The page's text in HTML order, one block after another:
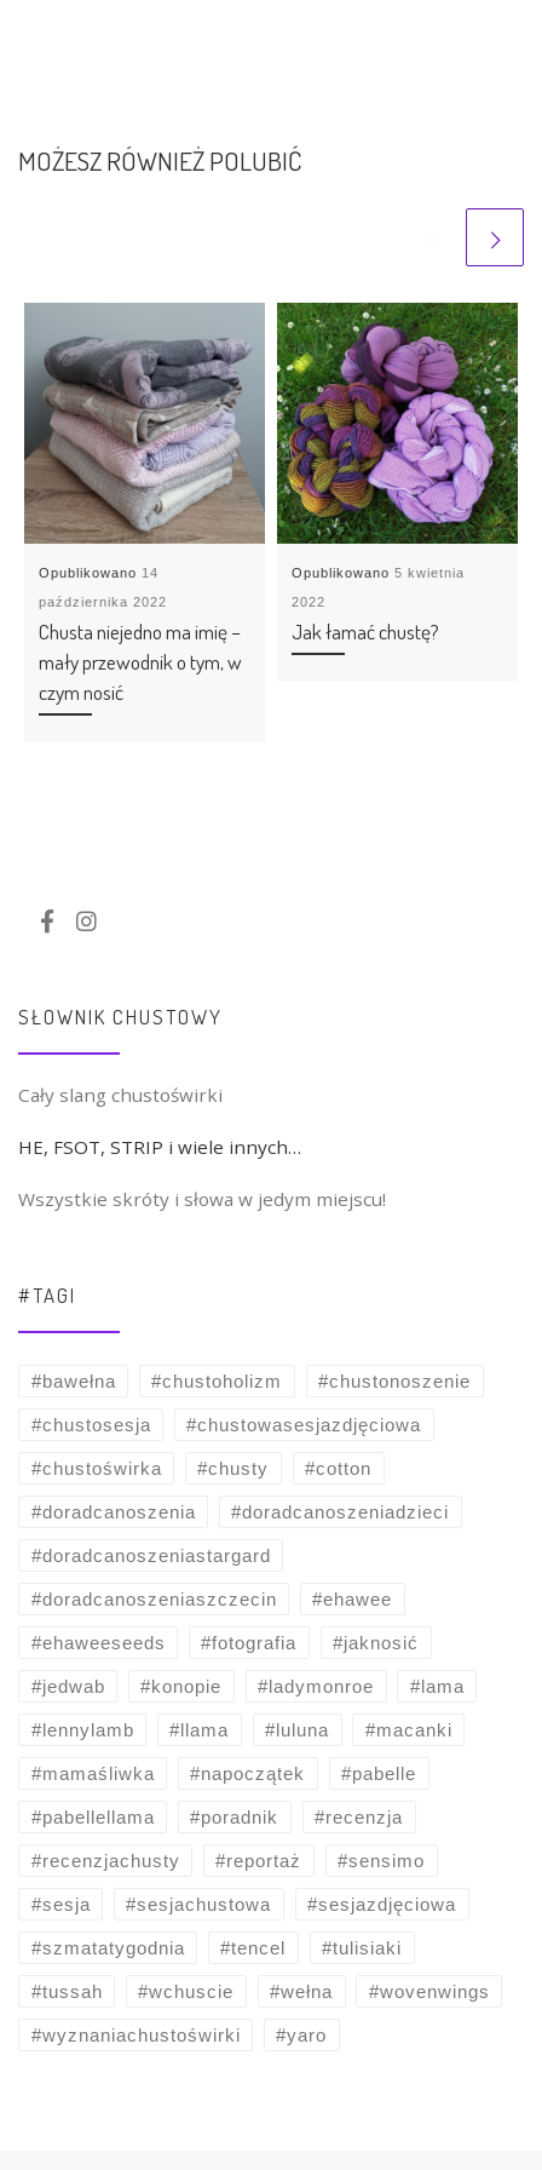
MOŻESZ RÓWNIEŻ POLUBIĆ
Opublikowano 14
października 2022
Chusta niejedno ma imię –
mały przewodnik o tym, w
czym nosić
Opublikowano5 kwietnia
2022
Jak łamać chustę?
SŁOWNIK CHUSTOWY
Cały slang chustoświrki
HE, FSOT, STRIP i wiele innych…
Wszystkie skróty i słowa w jedym miejscu!
#TAGI
#bawełna #chustoholizm #chustonoszenie
#chustosesja #chustowasesjazdjęciowa
#chustoświrka #chusty #cotton
#doradcanoszenia #doradcanoszeniadzieci
#doradcanoszeniastargard
#doradcanoszeniaszczecin #ehawee
#ehaweeseeds #fotografia #jaknosić
#jedwab #konopie #ladymonroe #lama
#lennylamb #llama #luluna #macanki
#mamaśliwka #napoczątek #pabelle
#pabellellama #poradnik #recenzja
#recenzjachusty #reportaż #sensimo
#sesja #sesjachustowa #sesjazdjęciowa
#szmatatygodnia #tencel #tulisiaki
#tussah #wchuscie #wełna #wovenwings
#wyznaniachustoświrki #yaro